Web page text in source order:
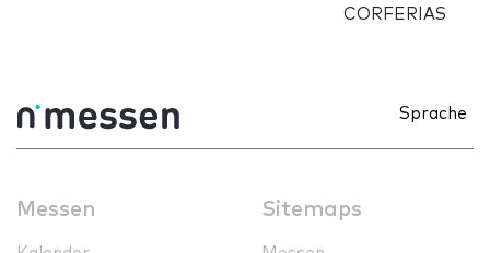
CORFERIAS
Sprache
Messen Sitemaps